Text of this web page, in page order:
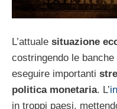
L’attuale situazione
costringendo le
eseguire importanti
politica monetaria. L’
in troppi paesi,